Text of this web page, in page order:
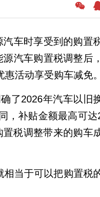
车时享受到的购置
源汽车购置税调整后
惠活动享受购车减免
了2026年汽车以旧
，补贴金额最高可达
税调整带来的购车
相当于可以把购置税